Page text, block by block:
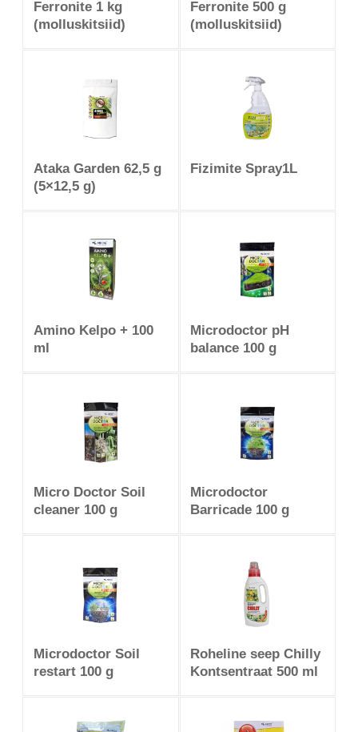
Ferronite 1 kg
(molluskitsiid)
Ferronite 500 g
(molluskitsiid)
Ataka Garden 62,5 g
(5×12,5 g)
Fizimite Spray1L
Amino Kelpo + 100
ml
Microdoctor pH
balance 100 g
Micro Doctor Soil
cleaner 100 g
Microdoctor
Barricade 100 g
Microdoctor Soil
restart 100 g
Roheline seep Chilly
Kontsentraat 500 ml